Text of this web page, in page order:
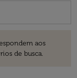
aos
de busca.